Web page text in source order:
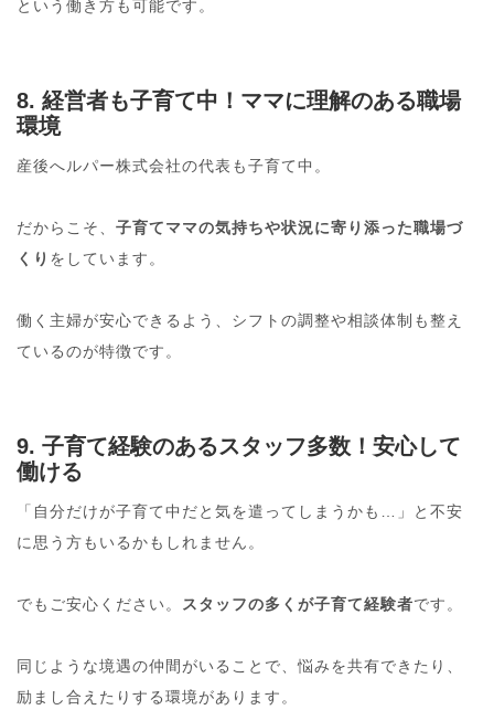
という働き方も可能です。
8. 経営者も子育て中！ママに理解のある職場
環境
産後へルパー株式会社の代表も子育て中。
だからこそ、 子育てママの気持ちや状況に寄り添った職場づ
くり をしています。
働く主婦が安心できるよう、シフトの調整や相談体制も整え
ているのが特徴です。
9. 子育て経験のあるスタッフ多数！安心して
働ける
「自分だけが子育て中だと気を遣ってしまうかも…」と不安
に思う方もいるかもしれません。
でもご安心ください。 スタッフの多くが子育て経験者です。
同じような境遇の仲間がいることで、悩みを共有できたり、
励まし合えたりする環境があります。